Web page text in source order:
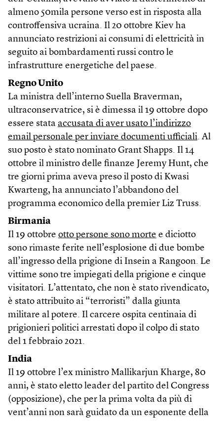
almeno 50mila persone verso est in risposta alla
controffensiva ucraina. Il 20 ottobre Kiev ha
annunciato restrizioni ai consumi di elettricità in
seguito ai bombardamenti russi contro le
infrastrutture energetiche del paese.
Regno Unito
La ministra dell’interno Suella Braverman,
ultraconservatrice, si è dimessa il 19 ottobre dopo
essere stata accusata di aver usato l’indirizzo
email personale per inviare documenti ufficiali. Al
suo posto è stato nominato Grant Shapps. Il 14
ottobre il ministro delle finanze Jeremy Hunt, che
tre giorni prima aveva preso il posto di Kwasi
Kwarteng, ha annunciato l’abbandono del
programma economico della premier Liz Truss.
Birmania
Il 19 ottobre otto persone sono morte e diciotto
sono rimaste ferite nell’esplosione di due bombe
all’ingresso della prigione di Insein a Rangoon. Le
vittime sono tre impiegati della prigione e cinque
visitatori. L’attentato, che non è stato rivendicato,
è stato attribuito ai “terroristi” dalla giunta
militare al potere. Il carcere ospita centinaia di
prigionieri politici arrestati dopo il colpo di stato
del 1 febbraio 2021.
India
Il 19 ottobre l’ex ministro Mallikarjun Kharge, 80
anni, è stato eletto leader del partito del Congress
(opposizione), che per la prima volta da più di
vent’anni non sarà guidato da un esponente della